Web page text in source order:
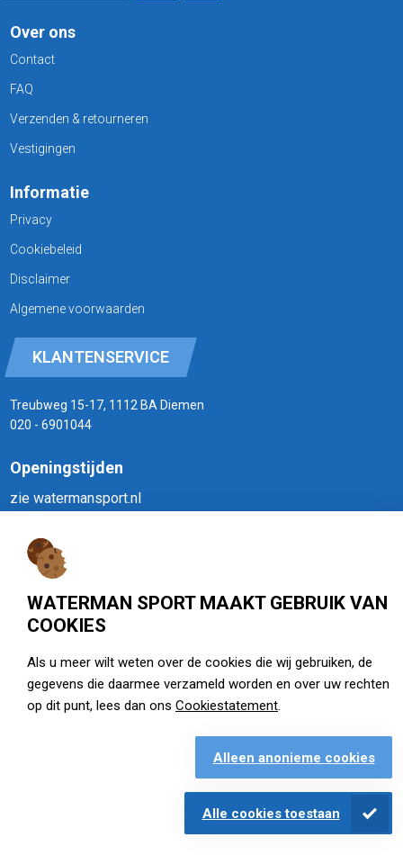
WATERMAN SPORT MAAKT GEBRUIK VAN
COOKIES
Als u meer wilt weten over de cookies die wij gebruiken, de
gegevens die daarmee verzameld worden en over uw rechten
op dit punt, lees dan ons Cookiestatement
Alleen anonieme cookies
Alle cookies toestaan
Over ons
Contact
FAQ
Verzenden & retourneren
Vestigingen
Informatie
Privacy
Cookiebeleid
Disclaimer
Algemene voorwaarden
KLANTENSERVICE
Treubweg 15-17, 1112 BA Diemen
020 - 6901044
Openingstijden
zie watermansport.nl
Openingstijden